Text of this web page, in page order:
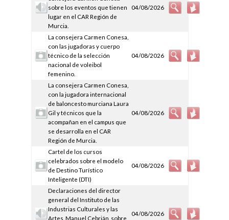
sobre los eventos que tienen
lugar en el CAR Región de
Murcia.
04/08/2026
La consejera Carmen Conesa,
con las jugadoras y cuerpo
técnico de la selección
nacional de voleibol
femenino.
04/08/2026
La consejera Carmen Conesa,
con la jugadora internacional
de baloncesto murciana Laura
Gil y técnicos que la
acompañan en el campus que
se desarrolla en el CAR
Región de Murcia.
04/08/2026
Cartel de los cursos
celebrados sobre el modelo
de Destino Turístico
Inteligente (DTI)
04/08/2026
Declaraciones del director
general del Instituto de las
Industrias Culturales y las
Artes, Manuel Cebrián, sobre
04/08/2026